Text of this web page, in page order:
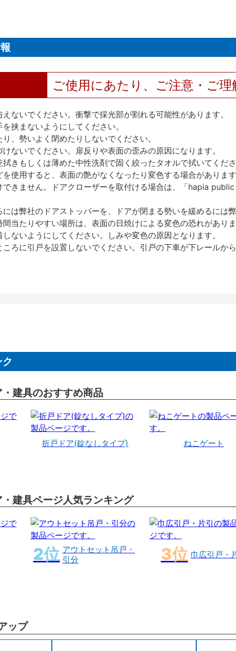
ご使用にあたり、ご注意・ご
ないでください。衝撃で採光部が割れる可能性があります。
挟まないようにしてください。
、勢いよく閉めたりしないでください。
ないでください。扉反りや表面の歪みの原因になります。
きもしくは薄めた中性洗剤で固く絞ったタオルで拭いてくださ
使用すると、表面の艶がなくなったり変色する場合がありま
きません。ドアクローザーを取付ける場合は、「hapia
は弊社のドアストッパーを、ドアが閉まる勢いを緩めるには
当たりやすい場所は、表面の日焼けによる変色の恐れがあり
ないようにしてください。しみや変色の原因となります。
ろに引戸を設置しないでください。引戸の下車が下レールか
建具のおすすめ商品
折戸ドア(錠なしタイプ)
ねこゲート
建具ページ人気ランキング
アウトセット吊戸・
引分
巾広引戸・
ップ